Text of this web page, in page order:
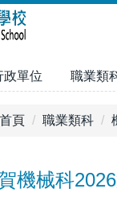
政單位 職業類
首頁 職業類科
機械科